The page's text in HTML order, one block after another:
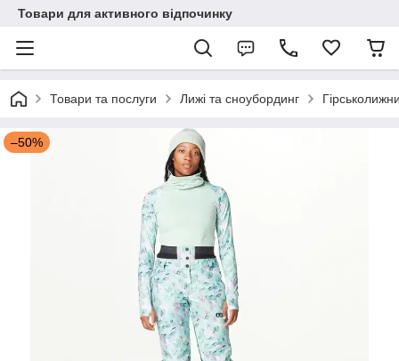
Товари для активного відпочинку
Товари та послуги Лижі та сноубординг
–50%